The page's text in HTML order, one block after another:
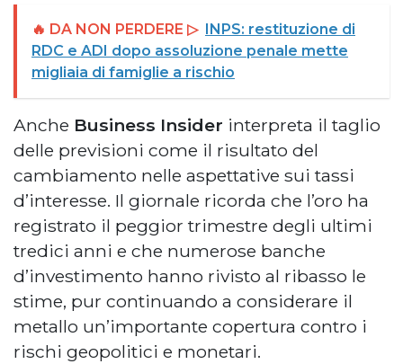
🔥 DA NON PERDERE ▷
INPS: restituzione di
RDC e ADI dopo assoluzione penale mette
migliaia di famiglie a rischio
Anche Business Insider interpreta il taglio
delle previsioni come il risultato del
cambiamento nelle aspettative sui tassi
d’interesse. Il giornale ricorda che l’oro ha
registrato il peggior trimestre degli ultimi
tredici anni e che numerose banche
d’investimento hanno rivisto al ribasso le
stime, pur continuando a considerare il
metallo un’importante copertura contro i
rischi geopolitici e monetari.